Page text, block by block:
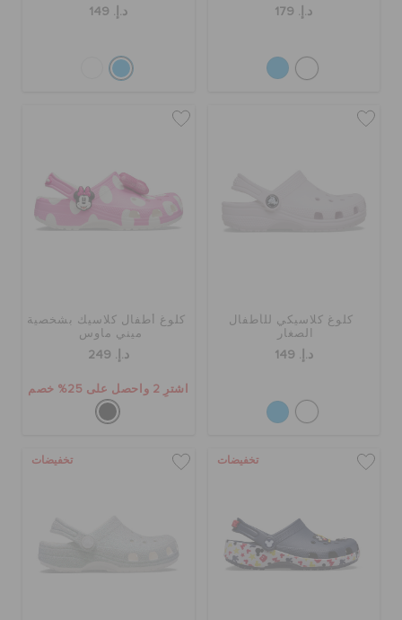
د.إ. 179 د.إ. 149
كلوغ كلاسيكي للأطفال
الصغار
د.إ. 149
كلوغ أطفال كلاسيك بشخصية
ميني ماوس
د.إ. 249
اشترِ 2 واحصل على 25% خصم
تخفيضات تخفيضات